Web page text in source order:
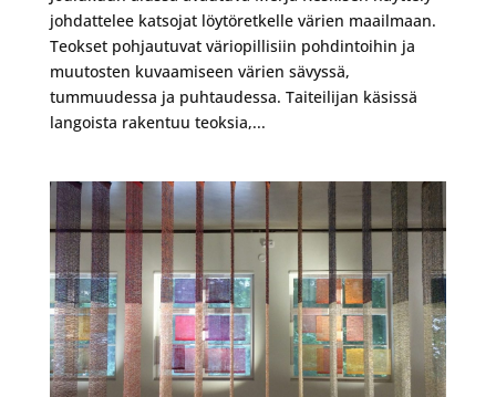
johdattelee katsojat löytöretkelle värien maailmaan.
Teokset pohjautuvat väriopillisiin pohdintoihin ja
muutosten kuvaamiseen värien sävyssä,
tummuudessa ja puhtaudessa. Taiteilijan käsissä
langoista rakentuu teoksia,...